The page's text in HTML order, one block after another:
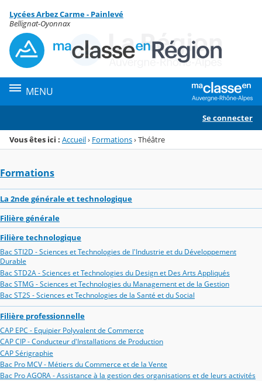
Menu de la rubrique
Contenu
Lycées Arbez Carme - Painlevé
Bellignat-Oyonnax
MENU
Se connecter
Vous êtes ici : Accueil› Formations›Théâtre
Formations
La 2nde générale et technologique
Filière générale
Filière technologique
Bac STI2D - Sciences et Technologies de l'Industrie et du Développement
Durable
Bac STD2A - Sciences et Technologies du Design et Des Arts Appliqués
Bac STMG - Sciences et Technologies du Management et de la Gestion
Bac ST2S - Sciences et Technologies de la Santé et du Social
Filière professionnelle
CAP EPC - Equipier Polyvalent de Commerce
CAP CIP - Conducteur d'Installations de Production
CAP Sérigraphie
Bac Pro MCV - Métiers du Commerce et de la Vente
Bac Pro AGORA - Assistance à la gestion des organisations et de leurs activités